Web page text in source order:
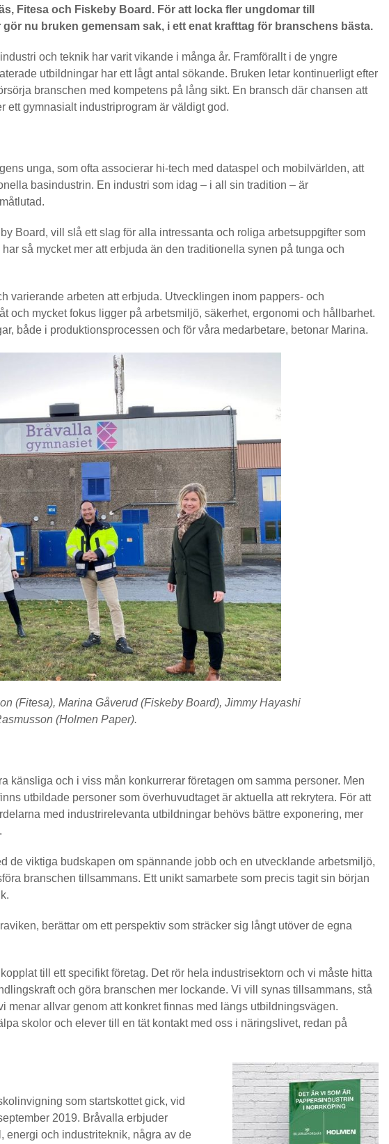
Fitesa och Fiskeby Board. För att locka fler ungdomar till
nu bruken gemensam sak, i ett enat krafttag för branschens bästa.
och teknik har varit vikande i många år. Framförallt i de yngre
utbildningar har ett lågt antal sökande. Bruken letar kontinuerligt efter
branschen med kompetens på lång sikt. En bransch där chansen att
ett gymnasialt industriprogram är väldigt god.
unga, som ofta associerar hi-tech med dataspel och mobilvärlden, att
basindustrin. En industri som idag – i all sin tradition – är
Board, vill slå ett slag för alla intressanta och roliga arbetsuppgifter som
så mycket mer att erbjuda än den traditionella synen på tunga och
varierande arbeten att erbjuda. Utvecklingen inom pappers- och
och mycket fokus ligger på arbetsmiljö, säkerhet, ergonomi och hållbarhet.
både i produktionsprocessen och för våra medarbetare, betonar Marina.
(Fitesa), Marina Gåverud (Fiskeby Board), Jimmy Hayashi
(Holmen Paper).
känsliga och i viss mån konkurrerar företagen om samma personer. Men
utbildade personer som överhuvudtaget är aktuella att rekrytera. För att
med industrirelevanta utbildningar behövs bättre exponering, mer
de viktiga budskapen om spännande jobb och en utvecklande arbetsmiljö,
branschen tillsammans. Ett unikt samarbete som precis tagit sin början
berättar om ett perspektiv som sträcker sig långt utöver de egna
till ett specifikt företag. Det rör hela industrisektorn och vi måste hitta
och göra branschen mer lockande. Vi vill synas tillsammans, stå
menar allvar genom att konkret finnas med längs utbildningsvägen.
skolor och elever till en tät kontakt med oss i näringslivet, redan på
som startskottet gick, vid
2019. Bråvalla erbjuder
energi och industriteknik, några av de